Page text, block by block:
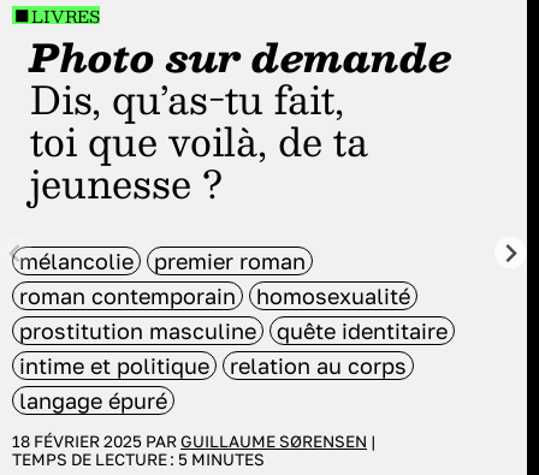
LIVRES
Photo sur demande
Dis, qu’as-tu fait,
toi que voilà, de ta
jeunesse ?
mélancolie
premier roman
roman contemporain
homosexualité
prostitution masculine
quête identitaire
intime et politique
relation au corps
langage épuré
18 FÉVRIER 2025 PARGUILLAUME SØRENSEN |
TEMPS DE LECTURE : 5 MINUTES